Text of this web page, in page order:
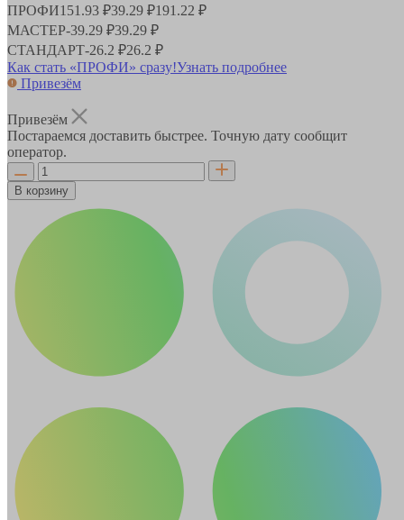
ПРОФИ151.93 ₽39.29 ₽191.22 ₽
МАСТЕР-39.29 ₽39.29 ₽
СТАНДАРТ-26.2 ₽26.2 ₽
Как стать «ПРОФИ» сразу!Узнать подробнее
Привезём
Привезём
Постараемся доставить быстрее. Точную дату сообщит
оператор.
В корзину